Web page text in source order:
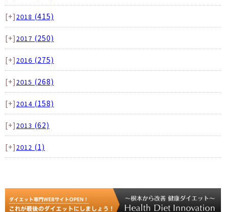
[+] 2018 (415)
[+] 2017 (250)
[+] 2016 (275)
[+] 2015 (268)
[+] 2014 (158)
[+] 2013 (62)
[+] 2012 (1)